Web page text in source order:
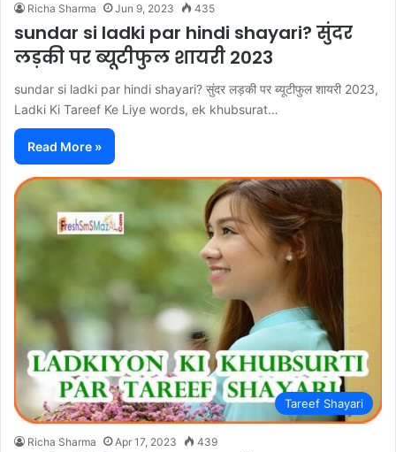
Richa Sharma Jun 9, 2023 435
sundar si ladki par hindi shayari? सुंदर
लड़की पर ब्यूटीफुल शायरी 2023
sundar si ladki par hindi shayari? सुंदर लड़की पर ब्यूटीफुल शायरी 2023,
Ladki Ki Tareef Ke Liye words, ek khubsurat…
Read More »
Tareef Shayari
Richa Sharma Apr 17, 2023 439